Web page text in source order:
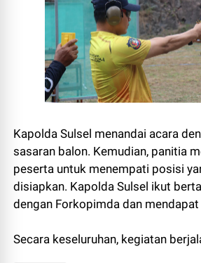
Kapolda Sulsel menandai acara
sasaran balon. Kemudian, panitia
peserta untuk menempati posisi
disiapkan. Kapolda Sulsel ikut
dengan Forkopimda dan mendapat
Secara keseluruhan, kegiatan